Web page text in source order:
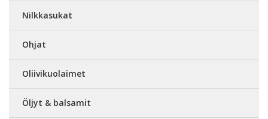
Nilkkasukat
Ohjat
Oliivikuolaimet
Öljyt & balsamit